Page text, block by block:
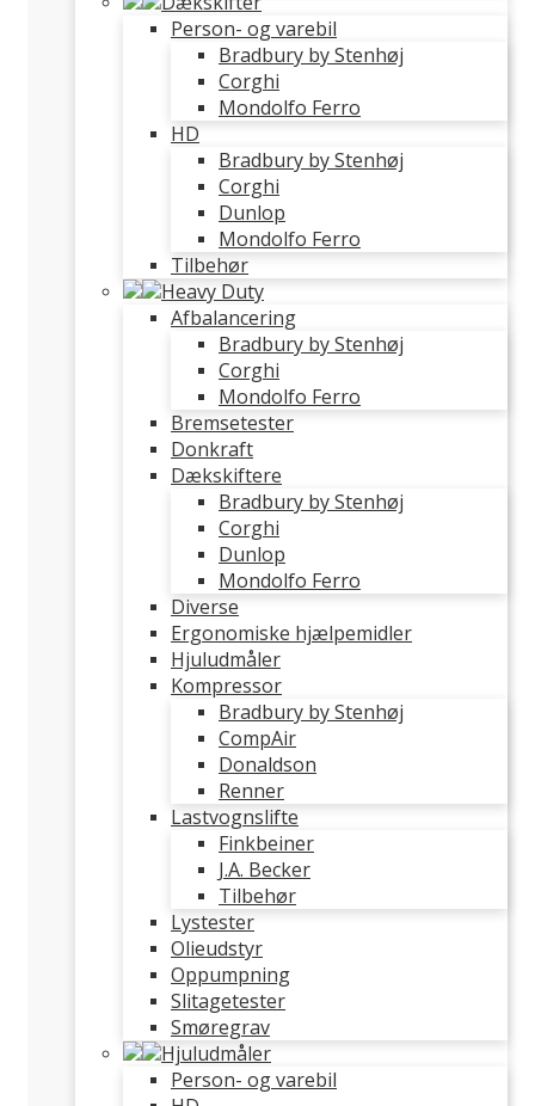
Person- og varebil
Bradbury by Stenhøj
Corghi
Mondolfo Ferro
HD
Bradbury by Stenhøj
Corghi
Dunlop
Mondolfo Ferro
Tilbehør
Heavy Duty
Afbalancering
Bradbury by Stenhøj
Corghi
Mondolfo Ferro
Bremsetester
Donkraft
Dækskiftere
Bradbury by Stenhøj
Corghi
Dunlop
Mondolfo Ferro
Diverse
Ergonomiske hjælpemidler
Hjuludmåler
Kompressor
Bradbury by Stenhøj
CompAir
Donaldson
Renner
Lastvognslifte
Finkbeiner
J.A. Becker
Tilbehør
Lystester
Olieudstyr
Oppumpning
Slitagetester
Smøregrav
Hjuludmåler
Person- og varebil